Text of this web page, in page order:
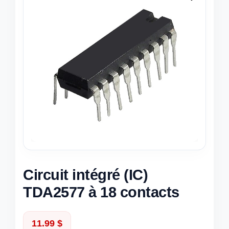
Circuit intégré (IC)
TDA2577 à 18 contacts
11.99 $